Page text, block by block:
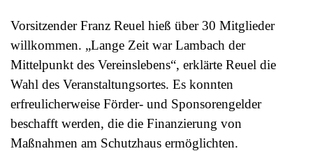
Vorsitzender Franz Reuel hieß über 30 Mitglieder
willkommen. „Lange Zeit war Lambach der
Mittelpunkt des Vereinslebens“, erklärte Reuel die
Wahl des Veranstaltungsortes. Es konnten
erfreulicherweise Förder- und Sponsorengelder
beschafft werden, die die Finanzierung von
Maßnahmen am Schutzhaus ermöglichten.